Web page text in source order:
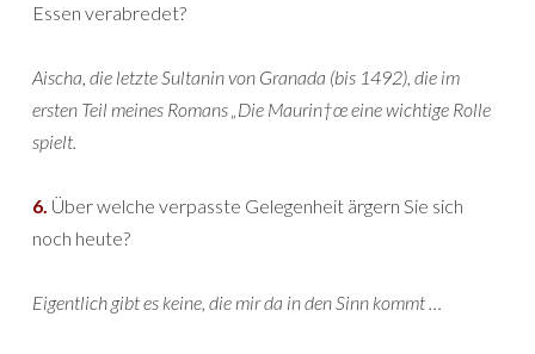
Essen verabredet?
Aischa, die letzte Sultanin von Granada (bis 1492), die im
ersten Teil meines Romans „Die Maurin†œ eine wichtige Rolle
spielt.
6. Über welche verpasste Gelegenheit ärgern Sie sich
noch heute?
Eigentlich gibt es keine, die mir da in den Sinn kommt …